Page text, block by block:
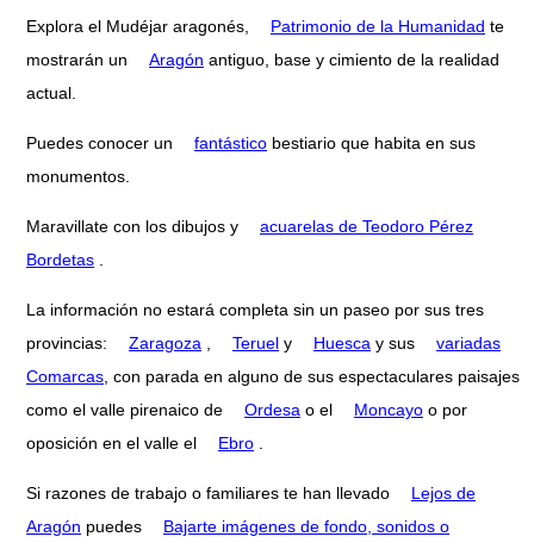
Explora el Mudéjar aragonés, Patrimonio de la Humanidad te
mostrarán un
Aragón antiguo, base y cimiento de la realidad
actual.
Puedes conocer un fantástico bestiario que habita en sus
monumentos.
Maravillate con los dibujos y
acuarelas de Teodoro Pérez
Bordetas
La información no estará completa sin un paseo por sus tres
provincias:
Zaragoza Teruel y Huesca y sus
variadas
Comarcas , con parada en alguno de sus espectaculares paisajes
como el valle pirenaico de
Ordesa o el Moncayo o por
oposición en el valle el
Ebro
Si razones de trabajo o familiares te han llevado
Lejos de
Aragón puedes
Bajarte imágenes de fondo, sonidos o